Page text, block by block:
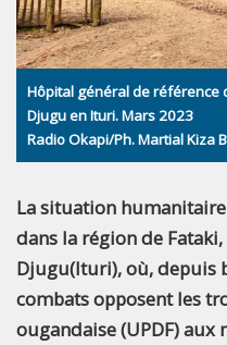
Hôpital général de référence
Djugu en Ituri. Mars 2023
Radio Okapi/Ph. Martial Kiza
La situation
dans la région de
Djugu(Ituri), où, depuis
combats opposent les
ougandaise (UPDF) aux